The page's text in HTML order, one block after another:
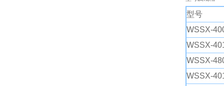
保护形式
型号
WSSX-
WSSX-
WSSX-
WSSX-